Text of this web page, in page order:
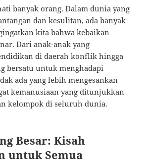
banyak orang. Dalam dunia yang
dan kesulitan, ada banyak
kita bahwa kebaikan
Dari anak-anak yang
di daerah konflik hingga
bersatu untuk menghadapi
ada yang lebih mengesankan
kemanusiaan yang ditunjukkan
kelompok di seluruh dunia.
Besar: Kisah
untuk Semua